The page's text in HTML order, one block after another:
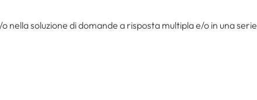
soluzione di domande a risposta multipla e/o in una serie